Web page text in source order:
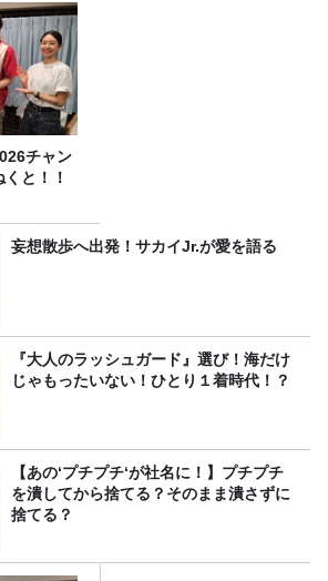
チャン
と！！
妄想散歩へ出発！サカイJr.が愛を語る
『大人のラッシュガード』選び！海だけ
じゃもったいない！ひとり１着時代！？
【あの‘プチプチ‘が社名に！】プチプチ
を潰してから捨てる？そのまま潰さずに
捨てる？